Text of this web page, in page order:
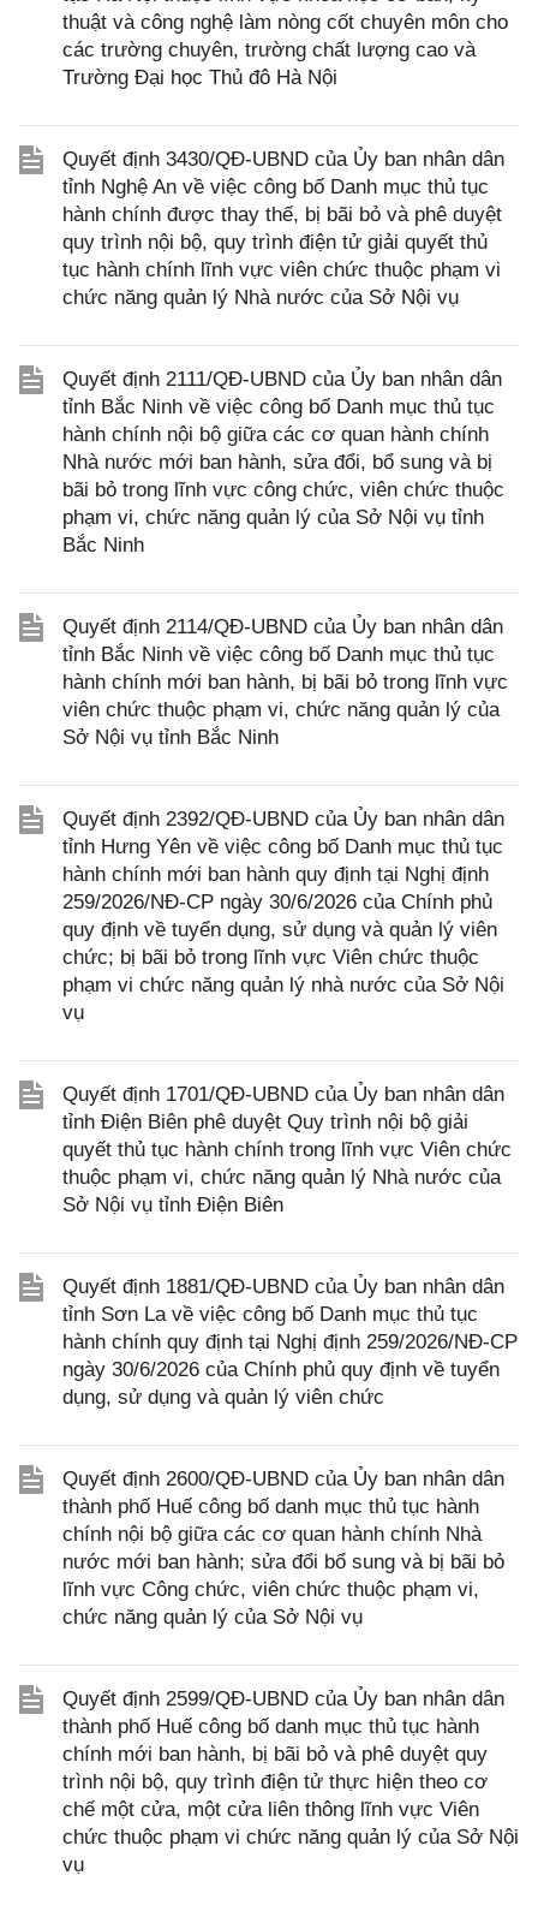
thuật và công nghệ làm nòng cốt chuyên môn cho
các trường chuyên, trường chất lượng cao và
Trường Đại học Thủ đô Hà Nội
Quyết định 3430/QĐ-UBND của Ủy ban nhân dân
tỉnh Nghệ An về việc công bố Danh mục thủ tục
hành chính được thay thế, bị bãi bỏ và phê duyệt
quy trình nội bộ, quy trình điện tử giải quyết thủ
tục hành chính lĩnh vực viên chức thuộc phạm vi
chức năng quản lý Nhà nước của Sở Nội vụ
Quyết định 2111/QĐ-UBND của Ủy ban nhân dân
tỉnh Bắc Ninh về việc công bố Danh mục thủ tục
hành chính nội bộ giữa các cơ quan hành chính
Nhà nước mới ban hành, sửa đổi, bổ sung và bị
bãi bỏ trong lĩnh vực công chức, viên chức thuộc
phạm vi, chức năng quản lý của Sở Nội vụ tỉnh
Bắc Ninh
Quyết định 2114/QĐ-UBND của Ủy ban nhân dân
tỉnh Bắc Ninh về việc công bố Danh mục thủ tục
hành chính mới ban hành, bị bãi bỏ trong lĩnh vực
viên chức thuộc phạm vi, chức năng quản lý của
Sở Nội vụ tỉnh Bắc Ninh
Quyết định 2392/QĐ-UBND của Ủy ban nhân dân
tỉnh Hưng Yên về việc công bố Danh mục thủ tục
hành chính mới ban hành quy định tại Nghị định
259/2026/NĐ-CP ngày 30/6/2026 của Chính phủ
quy định về tuyển dụng, sử dụng và quản lý viên
chức; bị bãi bỏ trong lĩnh vực Viên chức thuộc
phạm vi chức năng quản lý nhà nước của Sở Nội
vụ
Quyết định 1701/QĐ-UBND của Ủy ban nhân dân
tỉnh Điện Biên phê duyệt Quy trình nội bộ giải
quyết thủ tục hành chính trong lĩnh vực Viên chức
thuộc phạm vi, chức năng quản lý Nhà nước của
Sở Nội vụ tỉnh Điện Biên
Quyết định 1881/QĐ-UBND của Ủy ban nhân dân
tỉnh Sơn La về việc công bố Danh mục thủ tục
hành chính quy định tại Nghị định 259/2026/NĐ-CP
ngày 30/6/2026 của Chính phủ quy định về tuyển
dụng, sử dụng và quản lý viên chức
Quyết định 2600/QĐ-UBND của Ủy ban nhân dân
thành phố Huế công bố danh mục thủ tục hành
chính nội bộ giữa các cơ quan hành chính Nhà
nước mới ban hành; sửa đổi bổ sung và bị bãi bỏ
lĩnh vực Công chức, viên chức thuộc phạm vi,
chức năng quản lý của Sở Nội vụ
Quyết định 2599/QĐ-UBND của Ủy ban nhân dân
thành phố Huế công bố danh mục thủ tục hành
chính mới ban hành, bị bãi bỏ và phê duyệt quy
trình nội bộ, quy trình điện tử thực hiện theo cơ
chế một cửa, một cửa liên thông lĩnh vực Viên
chức thuộc phạm vi chức năng quản lý của Sở Nội
vụ